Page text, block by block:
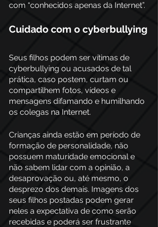
com “conhecidos apenas da Internet”.
Cuidado com o cyberbullying
Seus filhos podem ser vítimas de
cyberbullying ou acusados de tal
prática, caso postem, curtam ou
compartilhem fotos, vídeos e
mensagens difamando e humilhando
os colegas na Internet.
Crianças ainda estão em período de
formação de personalidade, não
possuem maturidade emocional e
não sabem lidar com a opinião, a
desaprovação ou, até mesmo, o
desprezo dos demais. Imagens dos
seus filhos postadas podem gerar
neles a expectativa de como serão
recebidas e poderá ser frustrante